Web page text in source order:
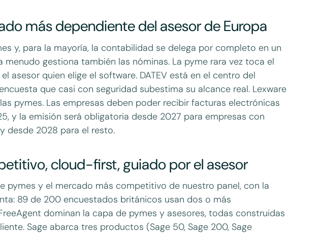
más dependiente del asesor de Europa
y, para la mayoría, la contabilidad se delega por completo en un
menudo gestiona también las nóminas. La pyme rara vez toca el
asesor quien elige el software. DATEV está en el centro del
que casi con seguridad subestima su alcance real. Lexware
pymes. Las empresas deben poder recibir facturas electrónicas
y la emisión será obligatoria desde 2027 para empresas con
desde 2028 para el resto.
cloud-first, guiado por el asesor
pymes y el mercado más competitivo de nuestro panel, con la
89 de 200 encuestados británicos usan dos o más
dominan la capa de pymes y asesores, todas construidas
Sage abarca tres productos (Sage 50, Sage 200, Sage